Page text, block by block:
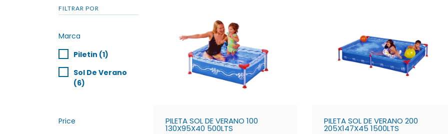
FILTRAR POR
Marca
Piletin (1)
Sol De Verano
(6)
Price PILETA SOL DE VERANO 100
130X95X40 500LTS
PILETA SOL DE VERANO 200
205X147X45 1500LTS